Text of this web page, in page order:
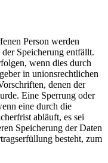
Person werden
Speicherung entfällt.
wenn dies durch
in unionsrechtlichen
denen der
Eine Sperrung oder
eine durch die
abläuft, es sei
Speicherung der Daten
besteht, zum